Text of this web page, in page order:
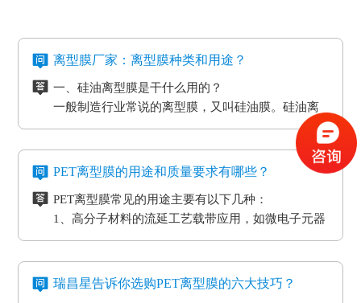
离型膜厂家：离型膜种类和用途？
一、硅油离型膜是干什么用的？
一般制造行业常说的离型膜，又叫硅油膜。硅油离
型膜应用分成两类：模切制造行业的应用和石墨制
造行业的应用。应用于石墨制造行业的硅油离型膜
具备离型力匀称平稳、等特点，还可以按客户标准
氟素离型膜别称氟塑离型膜。这类离型膜是由表层
性。相对于硅胶带，具备优质的剥离特性。氟素离
型膜主要是应用于高温胶带、金手指复合模切加工
工艺。
三、非硅离型膜是干什么用的？
非硅离型膜的适用范围有热溶胶、HC的转印纸、微
粘胶以及微粘胶保护膜生产加工用离型膜。除此之
外，因其剥离力较重，在生产加工极其细微的构件
时，能够 具有很好的避免 离型膜挪动或掉下来的功
四、防静电离型膜是干什么用的？
在信息时代，电磁波会对没经屏蔽掉的敏感度电子
PET离型膜的用途和质量要求有哪些？
PET离型膜常见的用途主要有以下几种：
1、高分子材料的流延工艺载带应用，如微电子元器
件
3、各种多层印刷线路板行业的层压工艺应用
瑞昌星告诉你选购PET离型膜的六大技巧？